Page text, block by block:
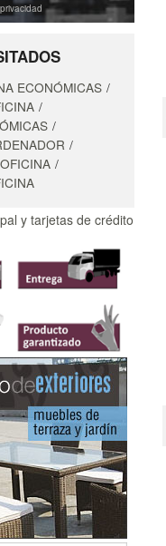
ECONÓMICAS